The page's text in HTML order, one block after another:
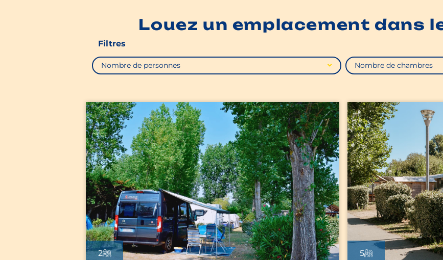
Louez un emplacement dans
Filtres
Nombre de personnes Nombre de chambres
2 5